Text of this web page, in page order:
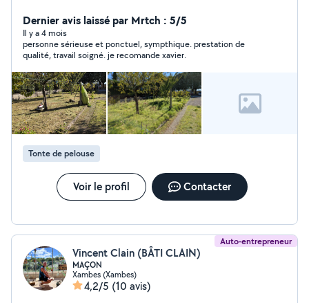
Interventions soignées, efficaces et au juste prix.
Prestations proposées : Jardinage, tonte et entretien
extérieur Nettoyage de terrasse Entretien et nettoyage
de piscine Petit bricolage (montage, réparations,
fixations) Dépannage et aide informatique à domicile
Rangement garage, cave ️ Débarras grange /
dépendances Déchetterie Petite mécanique (selon
demande)
Dernier avis laissé par Mrtch : 5/5
Il y a 4 mois
personne sérieuse et ponctuel, sympthique. prestation de
qualité, travail soigné. je recomande xavier.
Tonte de pelouse
Voir le profil Contacter
Auto-entrepreneur
Vincent Clain (BÂTI CLAIN)
MAÇON
Xambes (Xambes)
4,2/5 (10 avis)